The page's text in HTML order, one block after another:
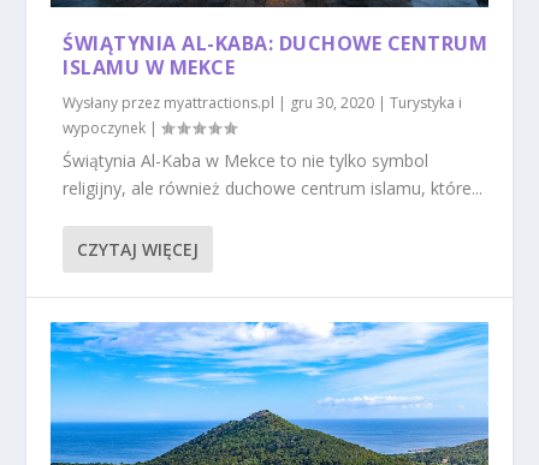
ŚWIĄTYNIA AL-KABA: DUCHOWE CENTRUM
ISLAMU W MEKCE
Wysłany przez myattractions.pl | gru 30, 2020 |Turystyka i
wypoczynek |
Świątynia Al-Kaba w Mekce to nie tylko symbol
religijny, ale również duchowe centrum islamu, które...
CZYTAJ WIĘCEJ